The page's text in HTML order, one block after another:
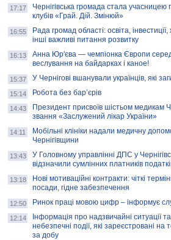
AB InBev Efes Україна підтримала
навчальний проєкт "Молодіжна бізнес-
школа", спрямований на розвиток
підприємництва у Чернігівській області
Золота тварина: видання Forbes
написало про чернігівця Патрона: хто і
скільки на ньому заробляє? І куди
витрачають?
17:17
Чернігівська громада стала учасницею
клубів «Грай. Дій. Змінюй»
16:55
Рада громад області: освіта,
інші важливі питання розвитку
16:13
Анна Юр'єва — чемпіонка Європи
веслування на байдарках і каное!
15:37 У Чернігові вшанували українців, які
15:14 Робота без бар’єрів
14:43
Президент присвоїв шістьом медикам
звання «Заслужений лікар України»
14:11
Мобільні клініки надали медичну
Чернігівщини
13:43
У Головному управлінні ДПС у
відзначили сумлінних платників
13:18
Нові мотиваційні контракти: чіткі
посади, гідне забезпечення
12:50 Ринок праці мовою цифр – інформує
12:14
Інформація про надзвичайні ситуації
небезпечні події, які зареєстровані на
за добу